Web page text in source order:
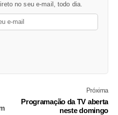
no seu e-mail, todo dia.
Próxima
Programação da TV aberta
neste domingo